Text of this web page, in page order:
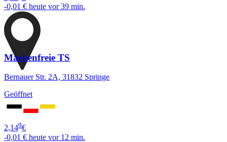
-0,01 € heute vor 39 min.
Markenfreie TS
Bernauer Str. 2A, 31832 Springe
Geöffnet
2,149€
-0,01 € heute vor 12 min.